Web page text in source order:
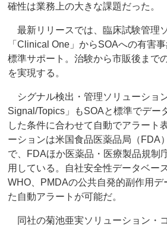
確性は業務上の大きな課題だった。
最新リリースでは、臨床試験管理
「Clinical One」からSOAへの有害
標準サポート。治験から市販後まで
を実現する。
シグナル検出・管理ソリューショ
Signal/Topics」もSOAと標準でデー
した条件に合わせて自動でアラート
ーションは米国食品医薬品局（FDA
で、FDAほか医薬品・医療製品規制
用している。自社安全性データベー
WHO、PMDAの公共自発的副作用デ
た自動アラートが可能だ。
同社の菊池亜実ソリューション・